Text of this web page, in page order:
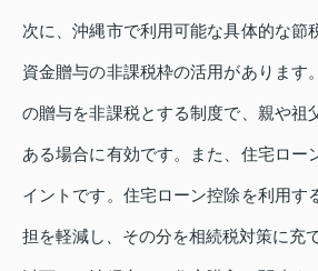
次に、沖縄市で利用可能な具体的な節
資金贈与の非課税枠の活用があります
の贈与を非課税とする制度で、親や祖
ある場合に有効です。また、住宅ロー
イントです。住宅ローン控除を利用す
担を軽減し、その分を相続税対策に充